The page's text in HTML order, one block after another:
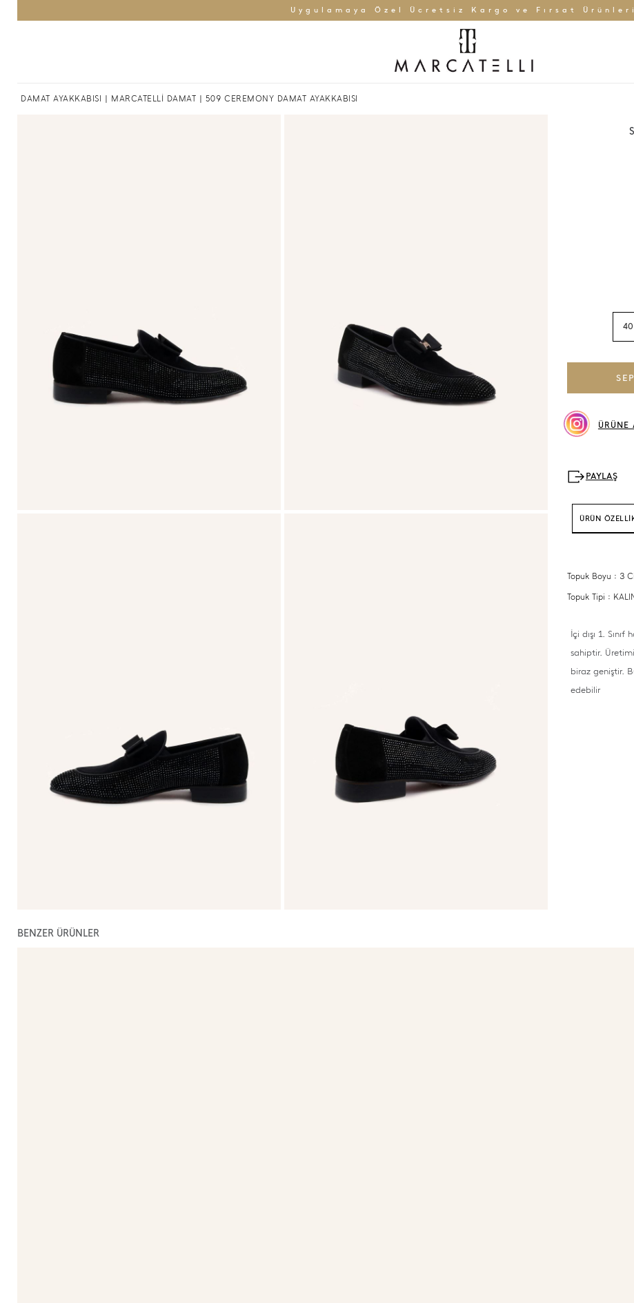
Uygulamaya Özel Ücretsiz Kargo ve Fırsat Ürünleri
DAMAT AYAKKABISI MARCATELLİ DAMAT | 509 CEREMONY DAMAT AYAKKABISI
40
ÜRÜNE
ÜRÜN
Topuk Boyu : 3
Topuk Tipi :
İçi dışı 1.
sahiptir. Üretimi
biraz geniştir.
edebilir
BENZER ÜRÜNLER